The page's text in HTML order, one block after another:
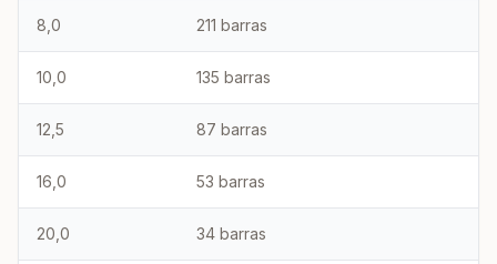
8,0 211 barras
10,0 135 barras
12,5 87 barras
16,0 53 barras
20,0 34 barras